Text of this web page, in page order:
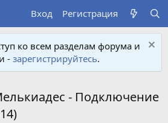
Вход Регистрация
ко всем разделам форума и
- зарегистрируйтесь.
- Подключение